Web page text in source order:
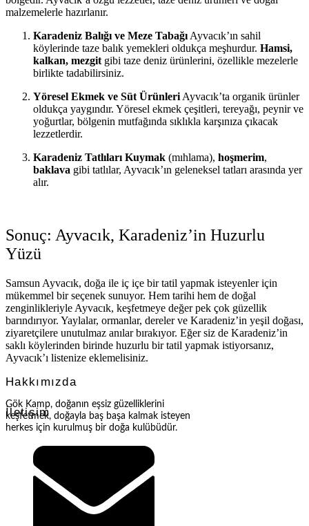
malzemelerle hazırlanır.
Karadeniz Balığı ve Meze TabağıAyvacık’ın sahil
köylerinde taze balık yemekleri oldukça meşhurdur. Hamsi,
kalkan, mezgitgibi taze deniz ürünlerini, özellikle mezelerle
birlikte tadabilirsiniz.
Yöresel Ekmek ve Süt ÜrünleriAyvacık’ta organik ürünler
oldukça yaygındır. Yöresel ekmek çeşitleri, tereyağı, peynir ve
yoğurtlar, bölgenin mutfağında sıklıkla karşınıza çıkacak
lezzetlerdir.
Karadeniz Tatlıları Kuymak (mıhlama), hoşmerim,
baklava gibi tatlılar, Ayvacık’ın geleneksel tatları arasında yer
alır.
Sonuç: Ayvacık, Karadeniz’in Huzurlu
Yüzü
Samsun Ayvacık, doğa ile iç içe bir tatil yapmak isteyenler için
mükemmel bir seçenek sunuyor. Hem tarihi hem de doğal
zenginlikleriyle Ayvacık, keşfetmeye değer pek çok güzellik
barındırıyor. Yaylalar, ormanlar, dereler ve Karadeniz’in yeşil doğası,
ziyaretçilere unutulmaz anılar bırakıyor. Eğer siz de Karadeniz’in
saklı köylerinden birinde huzurlu bir tatil yapmak istiyorsanız,
Ayvacık’ı listenize eklemelisiniz.
Hakkımızda
Gök Kamp, doğanın eşsiz güzelliklerini
keşfetmek, doğayla baş başa kalmak isteyen
herkes için kurulmuş bir doğa kulübüdür.
İletişim